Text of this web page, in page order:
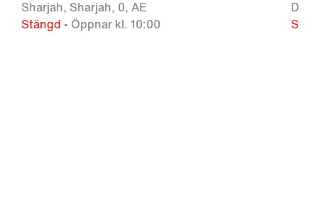
Sharjah, Sharjah, 0, AE
Stängd • Öppnar kl. 10:00